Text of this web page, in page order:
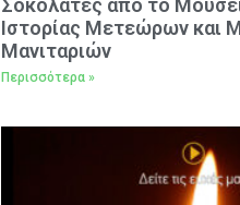
Ιστορίας Μετεώρων και
Μανιταριών
Περισσότερα »